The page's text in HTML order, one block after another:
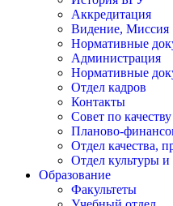
Аккредитация
Видение, Миссия
Нормативные
Администрация
Нормативные
Отдел кадров
Контакты
Совет по качеству
Планово-
Отдел качества,
Отдел культуры
Образование
Факультеты